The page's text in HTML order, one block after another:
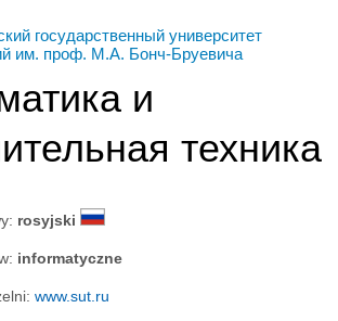
государственный университет
им. проф. М.А. Бонч-Бруевича
и
техника
rosyjski
informatyczne
www.sut.ru